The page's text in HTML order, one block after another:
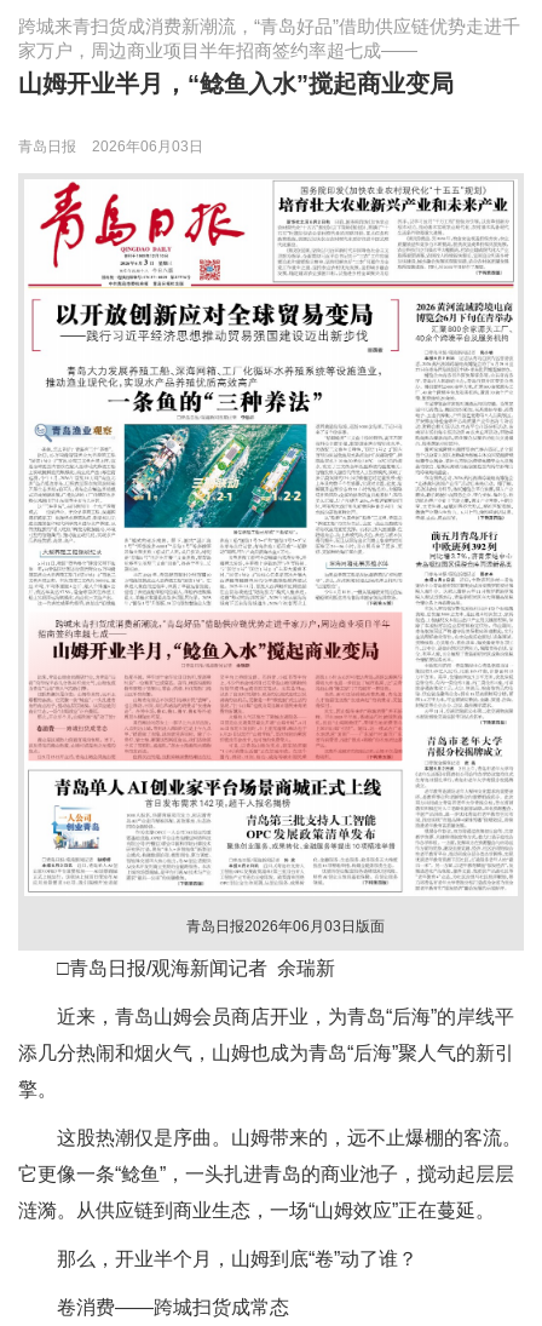
跨城来青扫货成消费新潮流，“青岛好品”借助供应链优势走进千
家万户，周边商业项目半年招商签约率超七成——
山姆开业半月，“鲶鱼入水”搅起商业变局
青岛日报 2026年06月03日
青岛日报2026年06月03日版面
□青岛日报/观海新闻记者 余瑞新
近来，青岛山姆会员商店开业，为青岛“后海”的岸线平
添几分热闹和烟火气，山姆也成为青岛“后海”聚人气的新引
擎。
这股热潮仅是序曲。山姆带来的，远不止爆棚的客流。
它更像一条“鲶鱼”，一头扎进青岛的商业池子，搅动起层层
涟漪。从供应链到商业生态，一场“山姆效应”正在蔓延。
那么，开业半个月，山姆到底“卷”动了谁？
卷消费——跨城扫货成常态